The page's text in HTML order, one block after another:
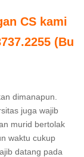
CS kami
(Bu
dimanapun.
juga wajib
murid bertolak
waktu cukup
datang pada